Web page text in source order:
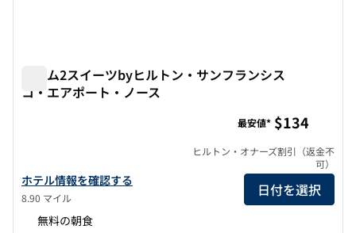
ホーム2スイーツbyヒルトン・サンフランシス
コ・エアポート・ノース
ホーム2スイーツbyヒルトン・サンフランシスコ・エアポート・
ホテル情報を確認する
8.90 マイル
最安値* $134
ヒルトン・オナーズ割引（返金不
可）
日付を選択
無料の朝食